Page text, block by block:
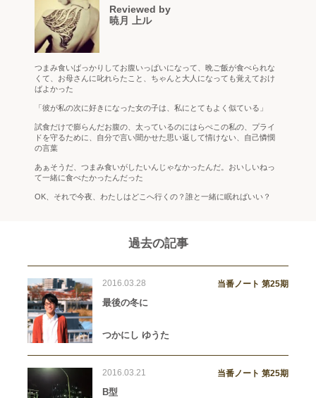
Reviewed by
暁月 上ル
つまみ食いばっかりしてお腹いっぱいになって、晩ご飯が食べられな
くて、お母さんに叱れらたこと、ちゃんと大人になっても覚えておけ
ばよかった
「彼が私の次に好きになった女の子は、私にとてもよく似ている」
試食だけで膨らんだお腹の、太っているのにはらぺこの私の、プライ
ドを守るために、自分で言い聞かせた思い返して情けない、自己憐憫
の言葉
あぁそうだ、つまみ食いがしたいんじゃなかったんだ。おいしいねっ
て一緒に食べたかったんだった
OK、それで今夜、わたしはどこへ行くの？誰と一緒に眠ればいい？
過去の記事
2016.03.28 当番ノート 第25期
最後の冬に
つかにし ゆうた
2016.03.21 当番ノート 第25期
B型